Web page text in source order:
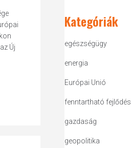
Új
Kategóriák
egészségügy
energia
Európai Unió
fenntartható fejlődés
gazdaság
geopolitika